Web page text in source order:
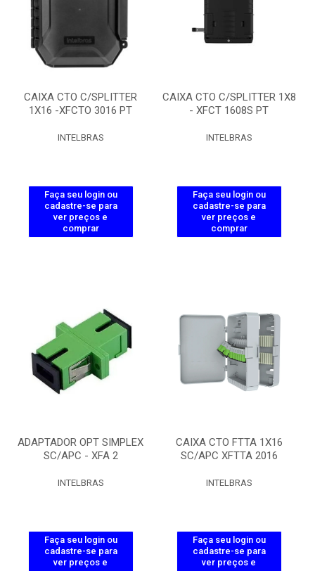
CAIXA CTO C/SPLITTER
1X16 -XFCTO 3016 PT
INTELBRAS
Faça seu login ou
cadastre-se para
ver preços e
comprar
CAIXA CTO C/SPLITTER 1X8
- XFCT 1608S PT
INTELBRAS
Faça seu login ou
cadastre-se para
ver preços e
comprar
ADAPTADOR OPT SIMPLEX
SC/APC - XFA 2
INTELBRAS
Faça seu login ou
cadastre-se para
ver preços e
CAIXA CTO FTTA 1X16
SC/APC XFTTA 2016
INTELBRAS
Faça seu login ou
cadastre-se para
ver preços e